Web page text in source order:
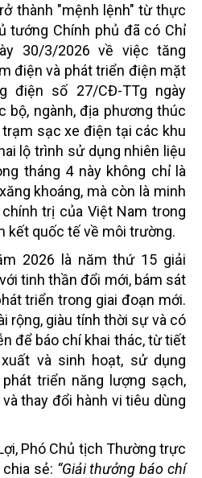
thành "mệnh lệnh" từ thực
tướng Chính phủ đã có Chỉ
30/3/2026 về việc tăng
điện và phát triển điện mặt
điện số 27/CĐ-TTg ngày
bộ, ngành, địa phương thúc
sạc xe điện tại các khu
lộ trình sử dụng nhiên liệu
tháng 4 này không chỉ là
khoáng, mà còn là minh
trị của Việt Nam trong
kết quốc tế về môi trường.
2026 là năm thứ 15 giải
tinh thần đổi mới, bám sát
triển trong giai đoạn mới.
rộng, giàu tính thời sự và có
để báo chí khai thác, từ tiết
và sinh hoạt, sử dụng
triển năng lượng sạch,
thay đổi hành vi tiêu dùng
Phó Chủ tịch Thường trực
sẻ: “Giải thưởng báo chí